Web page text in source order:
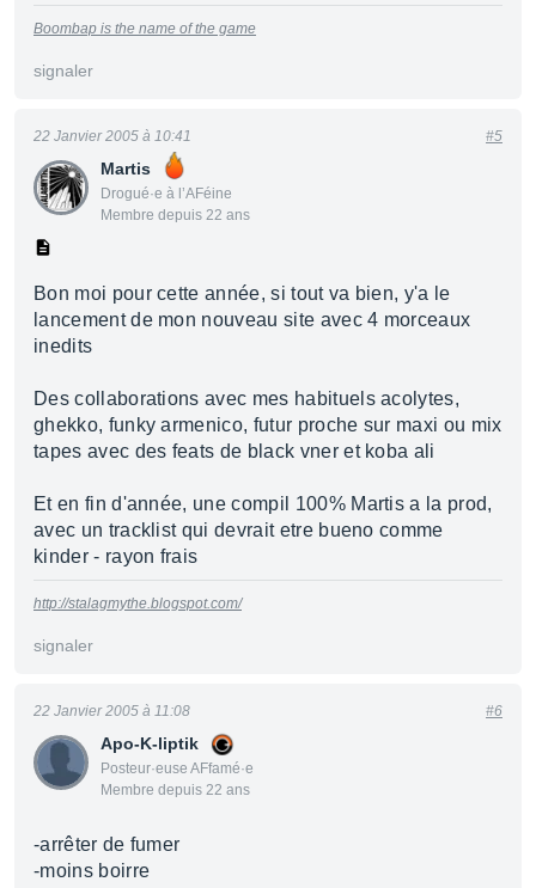
Boombap is the name of the game
signaler
Martis
Drogué·e à l’AFéine
Membre depuis 22 ans
22 Janvier 2005 à 10:41 #5
Bon moi pour cette année, si tout va bien, y'a le
lancement de mon nouveau site avec 4 morceaux
inedits
Des collaborations avec mes habituels acolytes,
ghekko, funky armenico, futur proche sur maxi ou mix
tapes avec des feats de black vner et koba ali
Et en fin d'année, une compil 100% Martis a la prod,
avec un tracklist qui devrait etre bueno comme
kinder - rayon frais
http://stalagmythe.blogspot.com/
signaler
Apo-K-liptik
Posteur·euse AFfamé·e
Membre depuis 22 ans
22 Janvier 2005 à 11:08 #6
-arrêter de fumer
-moins boirre